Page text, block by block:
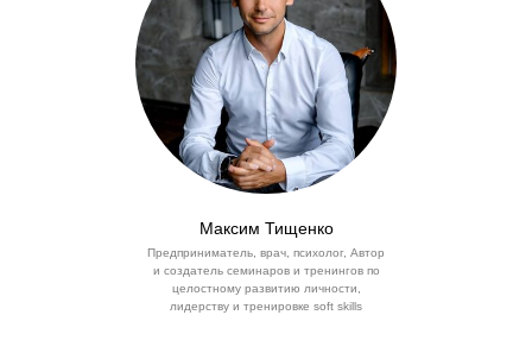
Максим Тищенко
Предприниматель, врач, психолог, Автор
и создатель семинаров и тренингов по
целостному развитию личности,
лидерству и тренировке soft skills